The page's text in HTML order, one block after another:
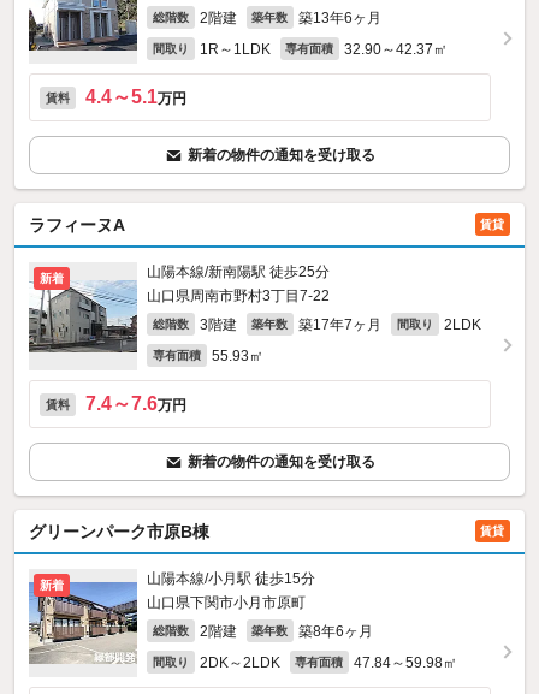
総階数 2階建 築年数 築13年6ヶ月
間取り 1R～1LDK 専有面積 32.90～42.37㎡
賃料 4.4～5.1万円
新着の物件の通知を受け取る
ラフィーヌA 賃貸
新着
山陽本線/新南陽駅 徒歩25分
山口県周南市野村3丁目7-22
総階数 3階建 築年数 築17年7ヶ月 間取り 2LDK
専有面積 55.93㎡
賃料 7.4～7.6万円
新着の物件の通知を受け取る
グリーンパーク市原B棟 賃貸
新着
山陽本線/小月駅 徒歩15分
山口県下関市小月市原町
総階数 2階建 築年数 築8年6ヶ月
間取り 2DK～2LDK 専有面積 47.84～59.98㎡